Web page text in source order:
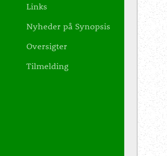
Links
Nyheder på Synopsis
Oversigter
Tilmelding